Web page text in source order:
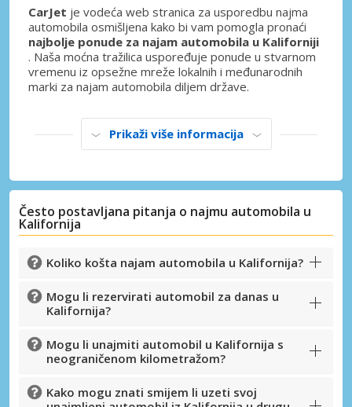
CarJet je vodeća web stranica za usporedbu najma
automobila osmišljena kako bi vam pomogla pronaći
najbolje ponude za najam automobila u Kaliforniji
. Naša moćna tražilica uspoređuje ponude u stvarnom
vremenu iz opsežne mreže lokalnih i međunarodnih
marki za najam automobila diljem države.
Prikaži više informacija
Često postavljana pitanja o najmu automobila u
Kalifornija
Koliko košta najam automobila u Kalifornija?
Mogu li rezervirati automobil za danas u
Kalifornija?
Mogu li unajmiti automobil u Kalifornija s
neograničenom kilometražom?
Kako mogu znati smijem li uzeti svoj
Posebni popusti
Pristupite ekskluzivnim ponudama naših
dobavljača